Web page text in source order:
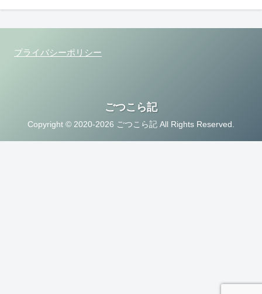
プライバシーポリシー
ごつこら記
Copyright © 2020-2026 ごつこら記 All Rights Reserved.